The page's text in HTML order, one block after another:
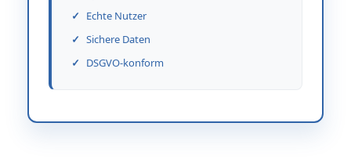
Echte Nutzer
Sichere Daten
DSGVO-konform